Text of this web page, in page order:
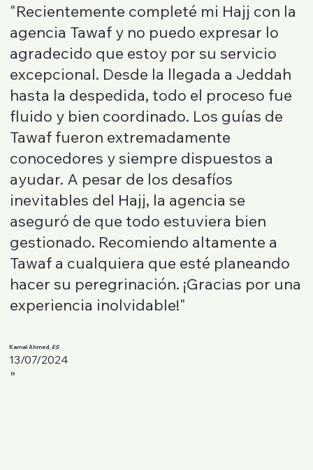
"Recientemente completé mi Hajj con la
agencia Tawaf y no puedo expresar lo
agradecido que estoy por su servicio
excepcional. Desde la llegada a Jeddah
hasta la despedida, todo el proceso fue
fluido y bien coordinado. Los guías de
Tawaf fueron extremadamente
conocedores y siempre dispuestos a
ayudar. A pesar de los desafíos
inevitables del Hajj, la agencia se
aseguró de que todo estuviera bien
gestionado. Recomiendo altamente a
Tawaf a cualquiera que esté planeando
hacer su peregrinación. ¡Gracias por una
experiencia inolvidable!"
Kamal Ahmed, ES
13/07/2024
"